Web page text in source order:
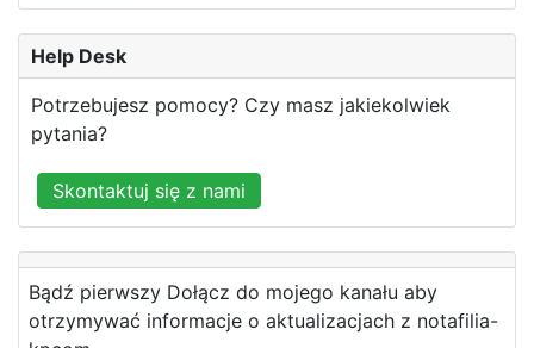
Help Desk
Potrzebujesz pomocy? Czy masz jakiekolwiek
pytania?
Skontaktuj się z nami
Bądź pierwszy Dołącz do mojego kanału aby
otrzymywać informacje o aktualizacjach z notafilia-